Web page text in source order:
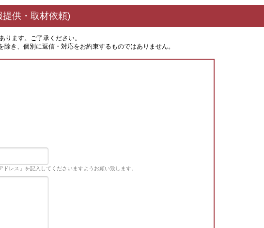
供・取材依頼)
ます。ご了承ください。
き、個別に返信・対応をお約束するものではありません。
レス」を記入してくださいますようお願い致します。